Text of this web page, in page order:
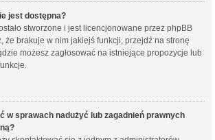
jest dostępna?
stworzone i jest licencjonowane przez phpBB
że brakuje w nim jakiejś funkcji, przejdź na stronę
gdzie możesz zagłosować na istniejące propozycje lub
w sprawach nadużyć lub zagadnień prawnych